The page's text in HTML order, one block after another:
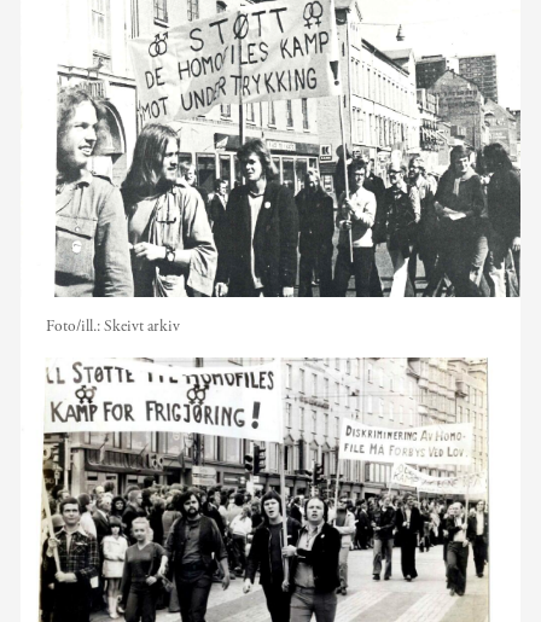
Foto/ill.:Skeivt arkiv